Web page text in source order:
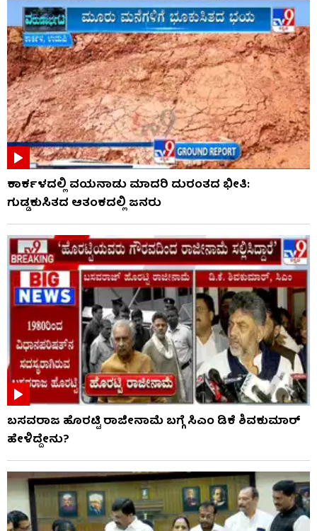
ಕಾರ್ಕಳದಲ್ಲಿ ವಯನಾಡು ಮಾದರಿ ದುರಂತದ ಭೀತಿ:
ಗುಡ್ಡಕುಸಿತದ ಆತಂಕದಲ್ಲಿ ಜನರು
ಬಸವರಾಜ ಹೊರಟ್ಟಿ ರಾಜೀನಾಮೆ ಬಗ್ಗೆ ಸಿಎಂ ಡಿಕೆ ಶಿವಕುಮಾರ್
ಹೇಳಿದ್ದೇನು?